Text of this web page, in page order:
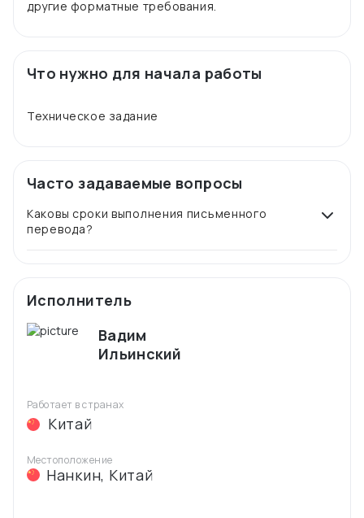
Что нужно для начала работы
Часто задаваемые вопросы
Каковы сроки выполнения письменного
перевода?
Исполнитель
Вадим
Ильинский
Работает в странах
Китай
Местоположение
Нанкин, Китай